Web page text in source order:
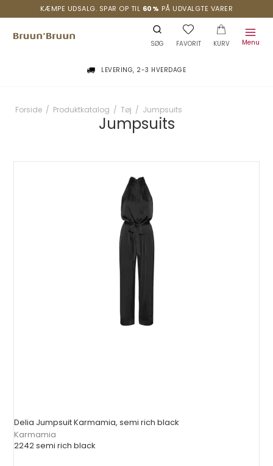
KÆMPE UDSALG. SPAR OP TIL 60% PÅ UDVALGTE VARER
SØG FAVORIT KURV Menu
LEVERING, 2-3 HVERDAGE
Forside / Produktkatalog / Tøj / Jumpsuits
Jumpsuits
Delia Jumpsuit Karmamia, semi rich black
Karmamia
2242 semi rich black